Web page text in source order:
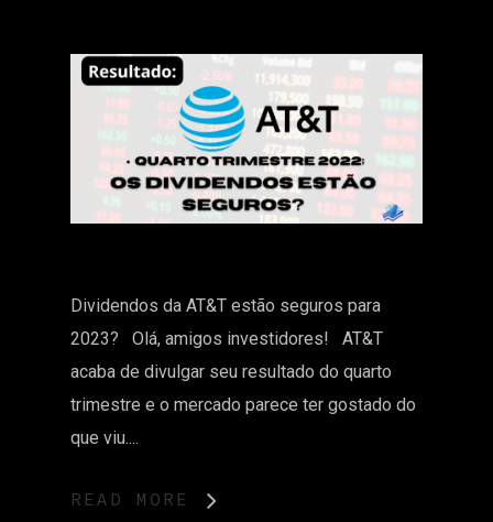
Dividendos da AT&T estão seguros para
2023? Olá, amigos investidores! AT&T
acaba de divulgar seu resultado do quarto
trimestre e o mercado parece ter gostado do
que viu....
READ MORE